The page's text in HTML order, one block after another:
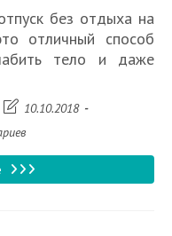
без отдыха на
отличный способ
тело и даже
Запись10.10.2018
При